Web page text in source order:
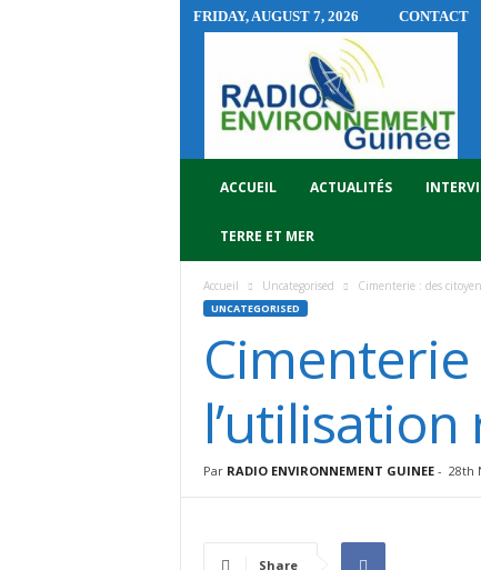
FRIDAY, AUGUST 7, 2026
CONTACT
E
ACCUEIL ACTUALITÉS
TERRE ET MER
Accueil Uncategorised Cimenterie : des
UNCATEGORISED
Par RADIO ENVIRONNEMENT GUINEE- 28th
Share